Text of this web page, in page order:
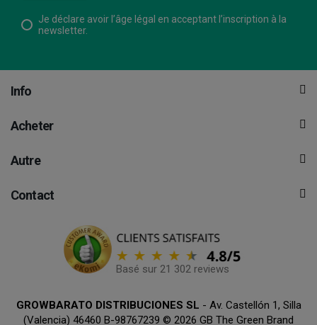
Je déclare avoir l’âge légal en acceptant l’inscription à la
newsletter.
Info
Acheter
Autre
Contact
Basé sur 21 302 reviews
GROWBARATO DISTRIBUCIONES SL - Av. Castellón 1, Silla
(Valencia) 46460 B-98767239 © 2026 GB The Green Brand